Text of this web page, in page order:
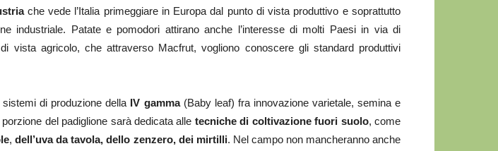
che vede l’Italia primeggiare in Europa dal punto di vista produttivo e soprattutto
industriale. Patate e pomodori attirano anche l’interesse di molti Paesi in via di
vista agricolo, che attraverso Macfrut, vogliono conoscere gli standard produttivi
sistemi di produzione della IV gamma(Baby leaf) fra innovazione varietale, semina e
del padiglione sarà dedicata alle tecniche di coltivazione fuori suolo, come
,dell’uva da tavola, dello zenzero, dei mirtilli. Nel campo non mancheranno anche